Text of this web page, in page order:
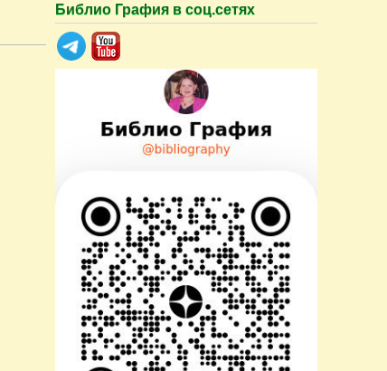
Библио Графия в соц.сетях